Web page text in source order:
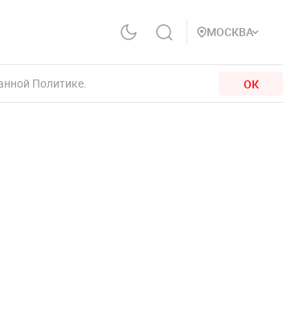
МОСКВА
Политике. ОК